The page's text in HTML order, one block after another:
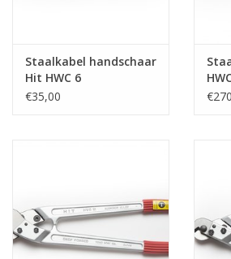
Rvs Sluiting
Staalkabel Klem
Staalkabel handschaar
Hit HWC 6
€35,00